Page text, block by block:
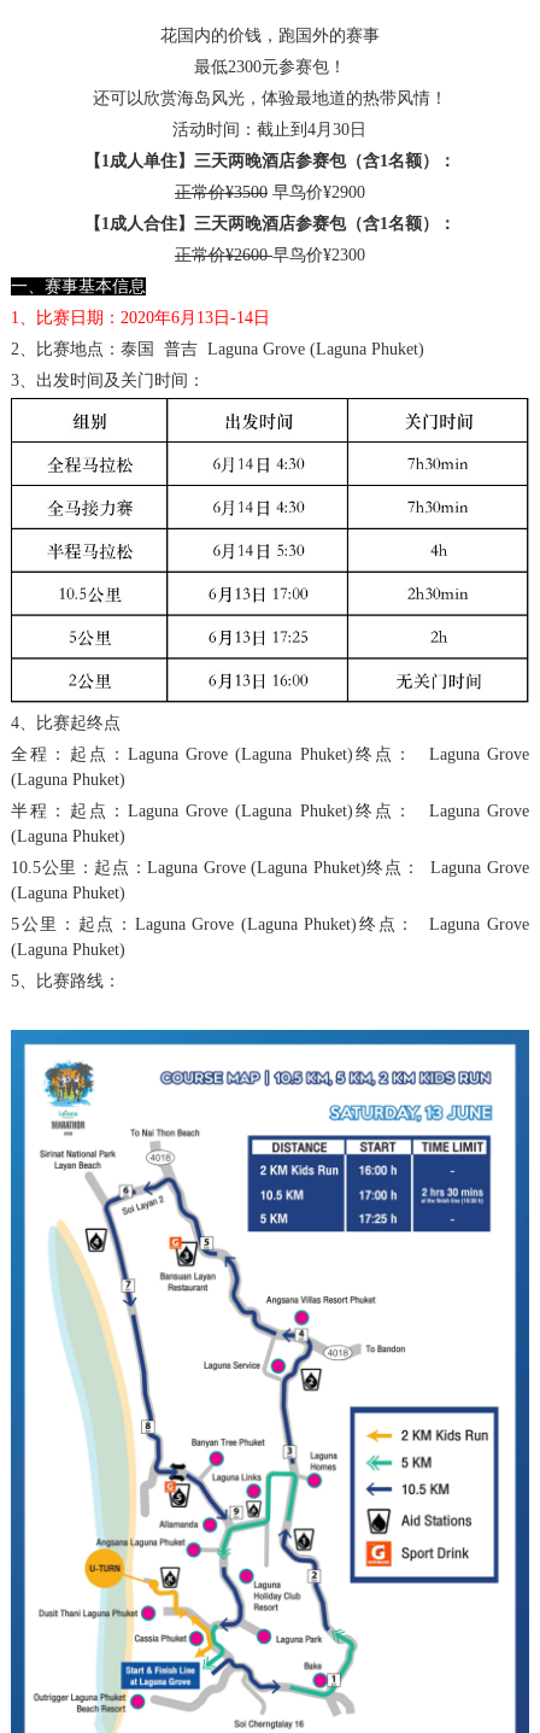
花国内的价钱，跑国外的赛事
最低2300元参赛包！
还可以欣赏海岛风光，体验最地道的热带风情！
活动时间：截止到4月30日
【1成人单住】三天两晚酒店参赛包（含1名额）：
正常价¥3500早鸟价¥2900
【1成人合住】三天两晚酒店参赛包（含1名额）：
正常价¥2600早鸟价¥2300
一、赛事基本信息
1、比赛日期：2020年6月13日-14日
2、比赛地点：泰国 普吉 Laguna Grove (Laguna Phuket)
3、出发时间及关门时间：
4、比赛起终点
全程：起点：Laguna Grove (Laguna Phuket)终点： Laguna Grove
(Laguna Phuket)
半程：起点：Laguna Grove (Laguna Phuket)终点： Laguna Grove
(Laguna Phuket)
10.5公里：起点：Laguna Grove (Laguna Phuket)终点： Laguna Grove
(Laguna Phuket)
5公里：起点：Laguna Grove (Laguna Phuket)终点： Laguna Grove
(Laguna Phuket)
5、比赛路线：